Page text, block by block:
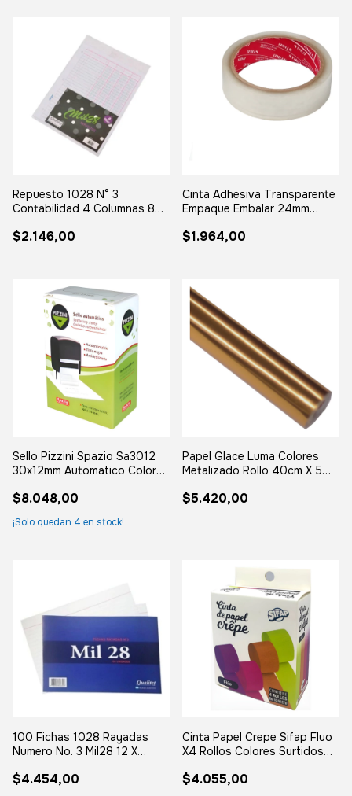
Repuesto 1028 N° 3
Contabilidad 4 Columnas 8
$2.146,00
Cinta Adhesiva Transparente
Empaque Embalar 24mm
$1.964,00
Sello Pizzini Spazio Sa3012
30x12mm Automatico Colores
$8.048,00
¡Solo quedan 4 en stock!
Papel Glace Luma Colores
Metalizado Rollo 40cm X 5
$5.420,00
100 Fichas 1028 Rayadas
Numero No. 3 Mil28 12 X
$4.454,00
Cinta Papel Crepe Sifap Fluo
X4 Rollos Colores Surtidos
$4.055,00